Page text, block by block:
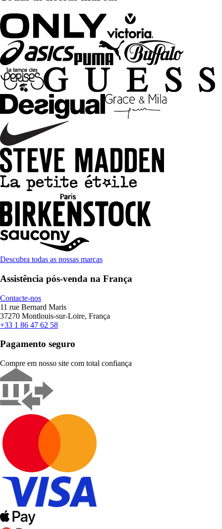
Descubra todas as nossas marcas
Assistência pós-venda na França
Contacte-nos
11 rue Bernard Maris
37270 Montlouis-sur-Loire, França
+33 1 86 47 62 58
Pagamento seguro
Compre em nosso site com total confiança